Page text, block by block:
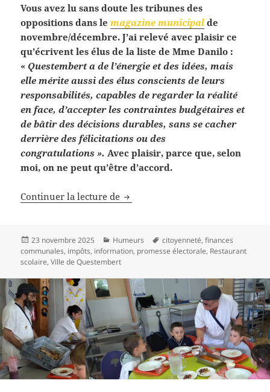
Vous avez lu sans doute les tribunes des
oppositions dans lemagazine municipal de
novembre/décembre. J’ai relevé avec plaisir ce
qu’écrivent les élus de la liste de Mme Danilo :
« Questembert a de l’énergie et des idées, mais
elle mérite aussi des élus conscients de leurs
responsabilités, capables de regarder la réalité
en face, d’accepter les contraintes budgétaires et
de bâtir des décisions durables, sans se cacher
derrière des félicitations ou des
congratulations ». Avec plaisir, parce que, selon
moi, on ne peut qu’être d’accord.
Continuer la lecture de Des élus responsables?
Publié
le
23 novembre 2025 Catégories
Humeurs
Mots-
clés
citoyenneté,finances
communales, impôts, information, promesse électorale, Restaurant
scolaire,Ville de Questembert